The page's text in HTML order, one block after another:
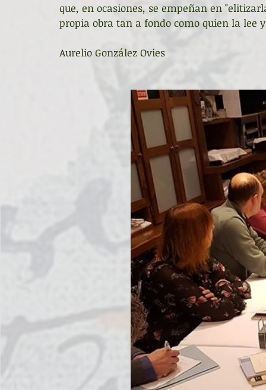
que, en ocasiones, se empeñan en
propia obra tan a fondo como quien la lee
Aurelio González Ovies